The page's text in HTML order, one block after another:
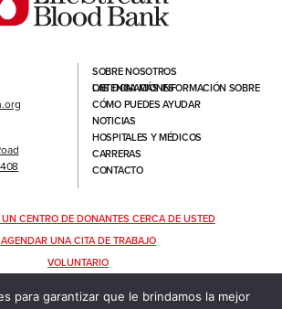
SOBRE NOSOTROS
OBTENGA MÁS INFORMACIÓN SOBRE LAS DONACIONES
CÓMO PUEDES AYUDAR
NOTICIAS
HOSPITALES Y MÉDICOS
CARRERAS
CONTACTO
CENTRO DE DONANTES CERCA DE USTED
AGENDAR UNA CITA DE TRABAJO
VOLUNTARIO
para garantizar que le brindamos la mejor